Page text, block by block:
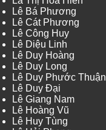
Lê Bá Phương
Lê Cát Phương
Lê Công Huy
Lê Diệu Linh
Lê Duy Hoàng
Lê Duy Long
Lê Duy Phước Thuận
Lê Duy Đại
Lê Giang Nam
Lê Hoàng Vũ
Lê Huy Tùng